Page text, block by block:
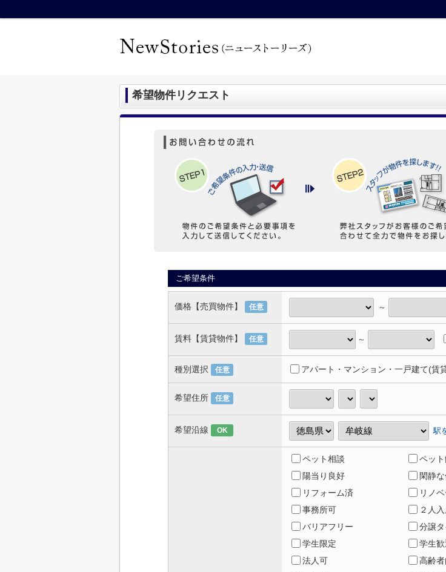
希望物件リクエスト
ご希望条件
価格【売買物件】 任意 ～
賃料【賃貸物件】 任意 ～
種別選択 任意 アパート・マンション・一戸建て(賃
希望住所 任意
希望沿線 OK 駅
ペット相談 ペッ
陽当り良好
閑静
リフォーム済
リノ
事務所可
２人
バリアフリー
分譲
学生限定
学生歓
法人可
高齢